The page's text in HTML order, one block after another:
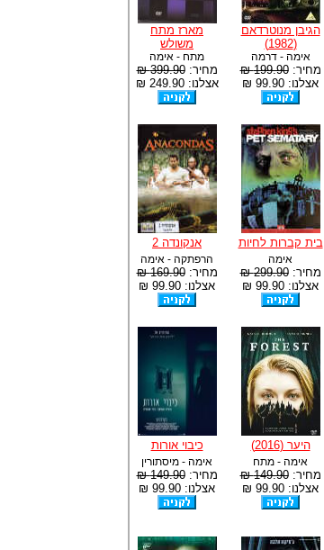
הגיבן מנוטרדאם
(1982)
אימה - דרמה
מחיר:199.90 ₪
אצלנו: 99.90 ₪
מארז מתח
משולש
מתח - אימה
מחיר:399.90 ₪
אצלנו: 249.90 ₪
בית קברות לחיות
אימה
מחיר:299.90 ₪
אצלנו: 99.90 ₪
אנקונדה 2
הרפתקה - אימה
מחיר:169.90 ₪
אצלנו: 99.90 ₪
היער (2016)
אימה - מתח
מחיר:149.90 ₪
אצלנו: 99.90 ₪
כיבוי אורות
אימה - מיסתורין
מחיר:149.90 ₪
אצלנו: 99.90 ₪